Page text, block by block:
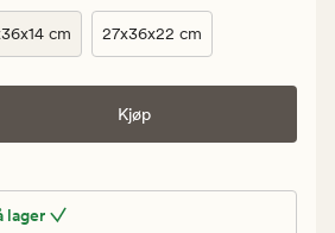
cm 27x36x22 cm
Kjøp
lager